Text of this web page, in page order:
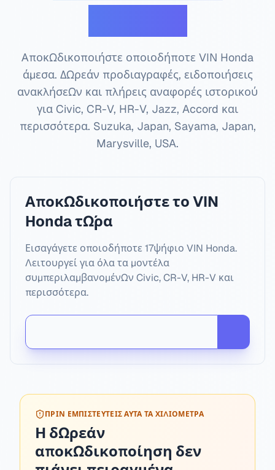
Αποκωδικοποιήστε οποιοδήποτε VIN Honda
άμεσα. Δωρεάν προδιαγραφές, ειδοποιήσεις
ανακλήσεων και πλήρεις αναφορές ιστορικού
για Civic, CR-V, HR-V, Jazz, Accord και
περισσότερα. Suzuka, Japan, Sayama, Japan,
Marysville, USA.
Αποκωδικοποιήστε το VIN
Honda τώρα
Εισαγάγετε οποιοδήποτε 17ψήφιο VIN Honda.
Λειτουργεί για όλα τα μοντέλα
συμπεριλαμβανομένων Civic, CR-V, HR-V και
περισσότερα.
ΠΡΙΝ ΕΜΠΙΣΤΕΥΤΕΊΣ ΑΥΤΆ ΤΑ ΧΙΛΙΌΜΕΤΡΑ
Η δωρεάν
αποκωδικοποίηση δεν